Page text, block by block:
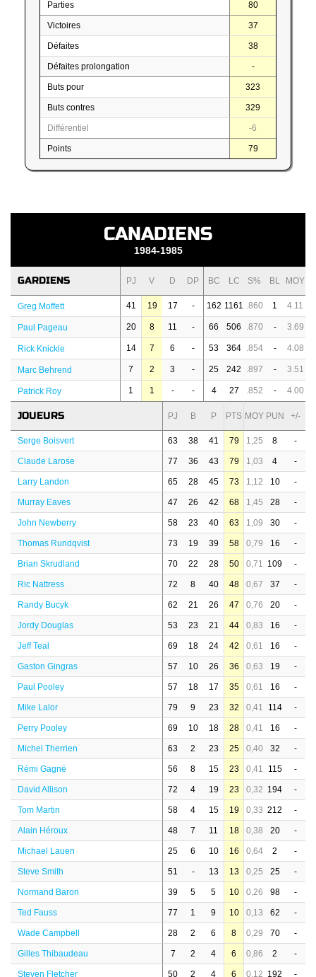
Parties 80
Victoires 37
Défaites 38
Défaites prolongation -
Buts pour 323
Buts contres 329
Différentiel -6
Points 79
CANADIENS
1984-1985
GARDIENS PJ V D DP BC LC S% BL MOY
Greg Moffett 41 19 17 - 162 1161 .860 1 4.11
Paul Pageau 20 8 11 - 66 506 .870 - 3.69
Rick Knickle 14 7 6 - 53 364 .854 - 4.08
Marc Behrend 7 2 3 - 25 242 .897 - 3.51
Patrick Roy 1 1 - - 4 27 .852 - 4.00
JOUEURS PJ B P PTS MOY PUN +/-
Serge Boisvert 63 38 41 79 1,25 8 -
Claude Larose 77 36 43 79 1,03 4 -
Larry Landon 65 28 45 73 1,12 10 -
Murray Eaves 47 26 42 68 1,45 28 -
John Newberry 58 23 40 63 1,09 30 -
Thomas Rundqvist 73 19 39 58 0,79 16 -
Brian Skrudland 70 22 28 50 0,71 109 -
Ric Nattress 72 8 40 48 0,67 37 -
Randy Bucyk 62 21 26 47 0,76 20 -
Jordy Douglas 53 23 21 44 0,83 16 -
Jeff Teal 69 18 24 42 0,61 16 -
Gaston Gingras 57 10 26 36 0,63 19 -
Paul Pooley 57 18 17 35 0,61 16 -
Mike Lalor 79 9 23 32 0,41 114 -
Perry Pooley 69 10 18 28 0,41 16 -
Michel Therrien 63 2 23 25 0,40 32 -
Rémi Gagné 56 8 15 23 0,41 115 -
David Allison 72 4 19 23 0,32 194 -
Tom Martin 58 4 15 19 0,33 212 -
Alain Héroux 48 7 11 18 0,38 20 -
Michael Lauen 25 6 10 16 0,64 2 -
Steve Smith 51 - 13 13 0,25 25 -
Normand Baron 39 5 5 10 0,26 98 -
Ted Fauss 77 1 9 10 0,13 62 -
Wade Campbell 28 2 6 8 0,29 70 -
Gilles Thibaudeau 7 2 4 6 0,86 2 -
Steven Fletcher 50 2 4 6 0,12 192 -